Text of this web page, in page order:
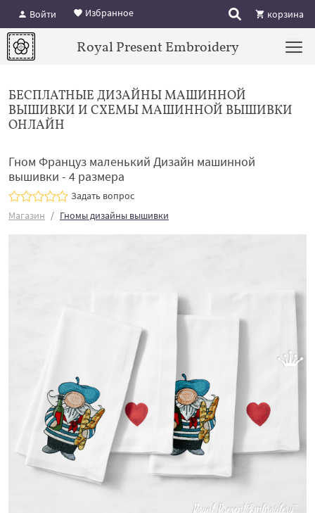
Войти Избранное корзина
Royal Present Embroidery
БЕСПЛАТНЫЕ ДИЗАЙНЫ МАШИННОЙ
ВЫШИВКИ И СХЕМЫ МАШИННОЙ ВЫШИВКИ
ОНЛАЙН
Гном Француз маленький Дизайн машинной
вышивки - 4 размера
Задать вопрос
Магазин
Гномы дизайны вышивки